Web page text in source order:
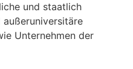
und staatlich
außeruniversitäre
Unternehmen der